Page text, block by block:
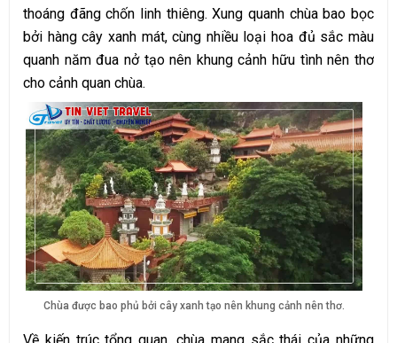
thoáng đãng chốn linh thiêng. Xung quanh chùa bao bọc
bởi hàng cây xanh mát, cùng nhiều loại hoa đủ sắc màu
quanh năm đua nở tạo nên khung cảnh hữu tình nên thơ
cho cảnh quan chùa.
Chùa được bao phủ bởi cây xanh tạo nên khung cảnh nên thơ.